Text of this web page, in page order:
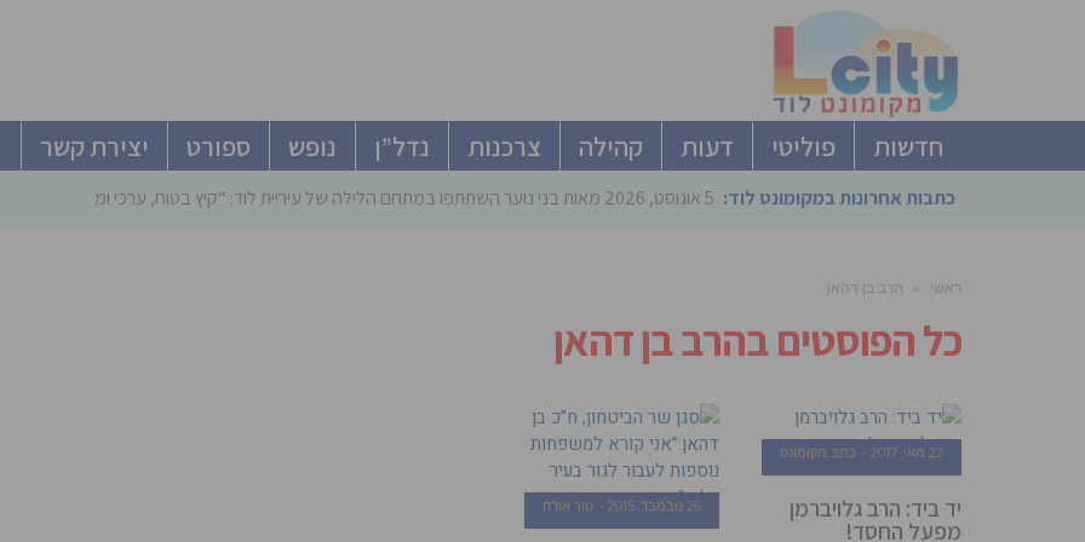
חדשות פוליטי דעות קהילה צרכנות נדל”ן נופש ספורט יצירת קשר
כתבות אחרונות במקומונט לוד: 5 אוגוסט, 2026 מאות בני נוער השתתפו במתחם הלילה של עיריית לוד: “קיץ בטוח, ערכי ומהנה”
ראשי » הרב בן דהאן
כל הפוסטים בהרב בן דהאן
22 מאי, 2017 כתב מקומונט
יד ביד: הרב גלויברמן
מפעל החסד!
26 נובמבר, 2015 טור אורח